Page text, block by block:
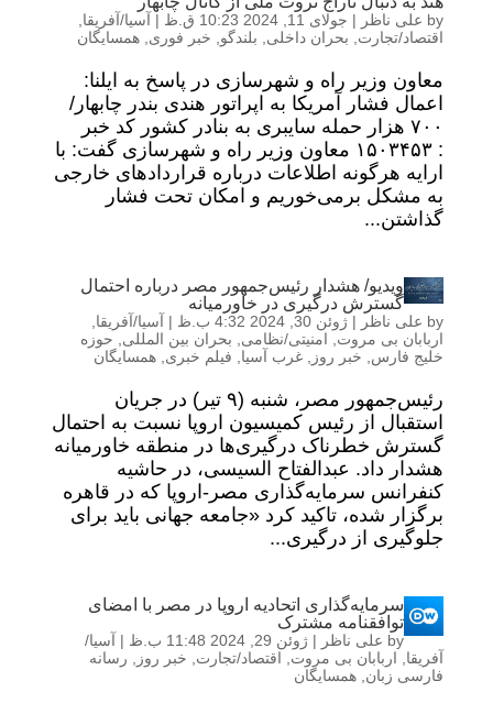
by علی ناظر | جولای 11, 2024 10:23 ق.ظ | آسیا/آفریقا
اقتصاد/تجارت
بحران داخلی بلندگو خبر فوری همسایگان
معاون وزیر راه و شهرسازی در پاسخ به ایلنا:
اعمال فشار آمریکا به اپراتور هندی بندر چابهار/
٧٠٠ هزار حمله سایبری به بنادر کشور کد خبر
: ۱۵۰۳۴۵۳ معاون وزیر راه و شهرسازی گفت: با
ارایه هرگونه اطلاعات درباره قراردادهای خارجی
به مشکل برمی‌خوریم و امکان تحت فشار
گذاشتن...
ویدیو/ هشدار رئیس‌جمهور مصر درباره احتمال
گسترش درگیری در خاورمیانه
by علی ناظر | ژوئن 30, 2024 4:32 ب.ظ | آسیا/آفریقا
اربابان بی مروت
امنیتی/نظامی بحران بین المللی
حوزه
خلیج فارس
خبر روز غرب آسیا فیلم خبری همسایگان
رئیس‌جمهور مصر، شنبه (۹ تیر) در جریان
استقبال از رئیس کمیسیون اروپا نسبت به احتمال
گسترش خطرناک درگیری‌ها در منطقه خاورمیانه
هشدار داد. عبدالفتاح السیسی، در حاشیه
کنفرانس سرمایه‌گذاری مصر-اروپا که در قاهره
برگزار شده، تاکید کرد «جامعه جهانی باید برای
جلوگیری از درگیری...
سرمایه‌گذاری اتحادیه اروپا در مصر با امضای
توافقنامه مشترک
by علی ناظر | ژوئن 29, 2024 11:48 ب.ظ | آسیا/
آفریقا
اربابان بی مروت اقتصاد/تجارت خبر روز
رسانه
فارسی زبان همسایگان